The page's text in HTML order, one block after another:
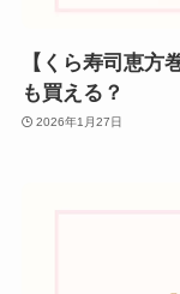
【くら寿司恵方
も買える？
2026年1月27日